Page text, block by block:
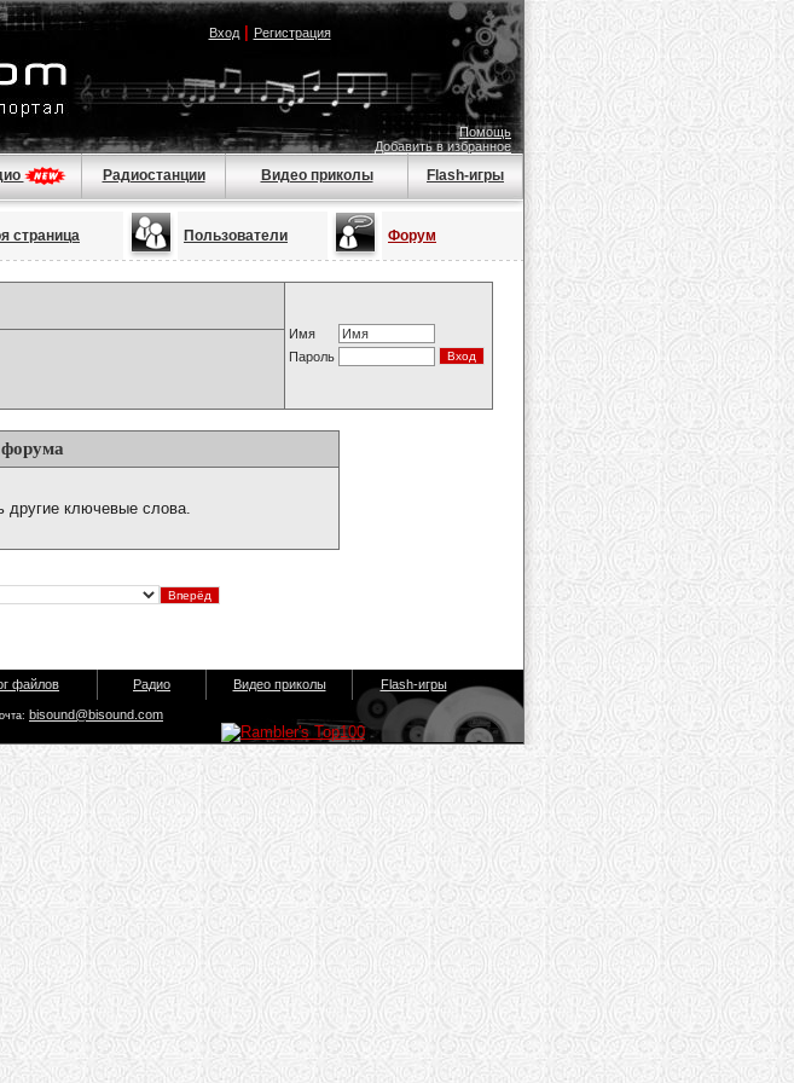
Вход| Регистрация
Помощь
Добавить в избранное
Радиостанции Видео приколы Flash-игры
страница Пользователи Форум
Имя
Пароль
другие ключевые слова.
файлов Радио Видео приколы Flash-игры
bisound@bisound.com